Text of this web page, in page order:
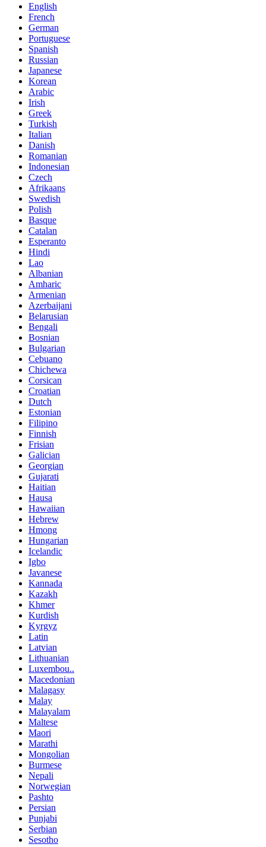
English
French
German
Portuguese
Spanish
Russian
Japanese
Korean
Arabic
Irish
Greek
Turkish
Italian
Danish
Romanian
Indonesian
Czech
Afrikaans
Swedish
Polish
Basque
Catalan
Esperanto
Hindi
Lao
Albanian
Amharic
Armenian
Azerbaijani
Belarusian
Bengali
Bosnian
Bulgarian
Cebuano
Chichewa
Corsican
Croatian
Dutch
Estonian
Filipino
Finnish
Frisian
Galician
Georgian
Gujarati
Haitian
Hausa
Hawaiian
Hebrew
Hmong
Hungarian
Icelandic
Igbo
Javanese
Kannada
Kazakh
Khmer
Kurdish
Kyrgyz
Latin
Latvian
Lithuanian
Luxembou..
Macedonian
Malagasy
Malay
Malayalam
Maltese
Maori
Marathi
Mongolian
Burmese
Nepali
Norwegian
Pashto
Persian
Punjabi
Serbian
Sesotho